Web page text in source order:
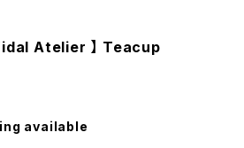
Tidal Atelier 】 Teacup
available